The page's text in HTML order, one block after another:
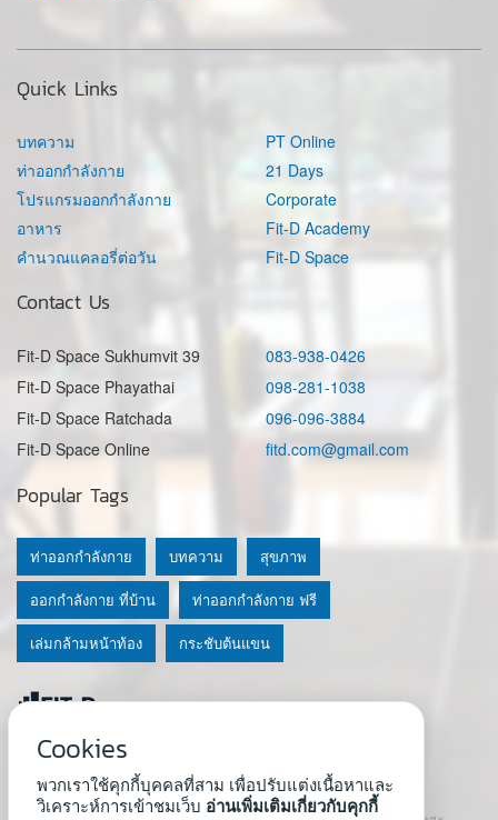
Quick Links
บทความ
ท่าออกกำลังกาย
โปรแกรมออกกำลังกาย
อาหาร
คำนวณแคลอรี่ต่อวัน
PT Online
21 Days
Corporate
Fit-D Academy
Fit-D Space
Contact Us
Fit-D Space Sukhumvit 39
083-938-0426
Fit-D Space Phayathai
098-281-1038
Fit-D Space Ratchada
096-096-3884
Fit-D Space Online
fitd.com@gmail.com
© 2020 Fit-D.com & Fit-D Finess
About Us | นโยบายความเป็นส่วนตัว|เงื่อนไขการใช้เว็บ
Popular Tags
ท่าออกกำลังกาย บทความ สุขภาพ
ออกกำลังกาย ที่บ้าน ท่าออกกำลังกาย ฟรี
เล่มกล้ามหน้าท้อง กระชับต้นแขน
Cookies
พวกเราใช้คุกกี้บุคคลที่สาม เพื่อปรับแต่งเนื้อหาและ
วิเคราะห์การเข้าชมเว็บ อ่านเพิ่มเติมเกี่ยวกับคุกกี้